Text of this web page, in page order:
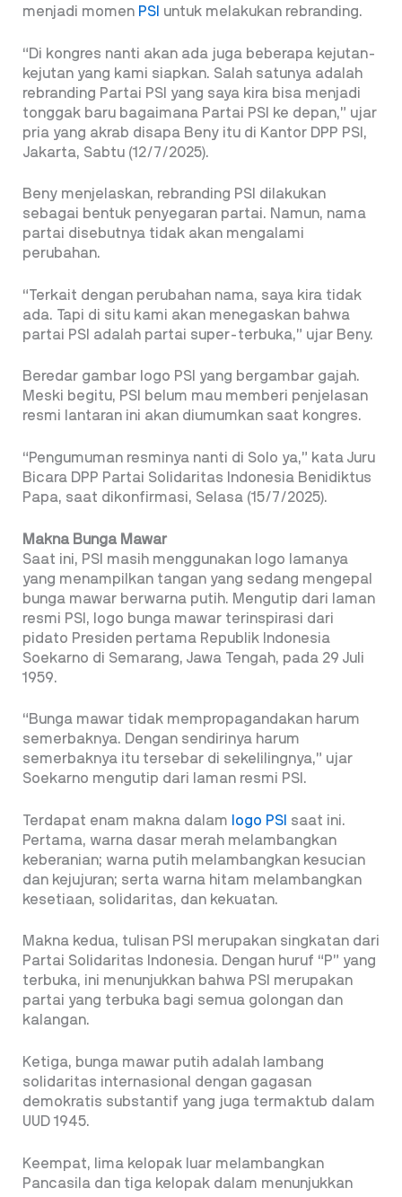
menjadi momen PSI untuk melakukan rebranding.
“Di kongres nanti akan ada juga beberapa kejutan-
kejutan yang kami siapkan. Salah satunya adalah
rebranding Partai PSI yang saya kira bisa menjadi
tonggak baru bagaimana Partai PSI ke depan,” ujar
pria yang akrab disapa Beny itu di Kantor DPP PSI,
Jakarta, Sabtu (12/7/2025).
Beny menjelaskan, rebranding PSI dilakukan
sebagai bentuk penyegaran partai. Namun, nama
partai disebutnya tidak akan mengalami
perubahan.
“Terkait dengan perubahan nama, saya kira tidak
ada. Tapi di situ kami akan menegaskan bahwa
partai PSI adalah partai super-terbuka,” ujar Beny.
Beredar gambar logo PSI yang bergambar gajah.
Meski begitu, PSI belum mau memberi penjelasan
resmi lantaran ini akan diumumkan saat kongres.
“Pengumuman resminya nanti di Solo ya,” kata Juru
Bicara DPP Partai Solidaritas Indonesia Benidiktus
Papa, saat dikonfirmasi, Selasa (15/7/2025).
Makna Bunga Mawar
Saat ini, PSI masih menggunakan logo lamanya
yang menampilkan tangan yang sedang mengepal
bunga mawar berwarna putih. Mengutip dari laman
resmi PSI, logo bunga mawar terinspirasi dari
pidato Presiden pertama Republik Indonesia
Soekarno di Semarang, Jawa Tengah, pada 29 Juli
1959.
“Bunga mawar tidak mempropagandakan harum
semerbaknya. Dengan sendirinya harum
semerbaknya itu tersebar di sekelilingnya,” ujar
Soekarno mengutip dari laman resmi PSI.
Terdapat enam makna dalam logo PSI saat ini.
Pertama, warna dasar merah melambangkan
keberanian; warna putih melambangkan kesucian
dan kejujuran; serta warna hitam melambangkan
kesetiaan, solidaritas, dan kekuatan.
Makna kedua, tulisan PSI merupakan singkatan dari
Partai Solidaritas Indonesia. Dengan huruf “P” yang
terbuka, ini menunjukkan bahwa PSI merupakan
partai yang terbuka bagi semua golongan dan
kalangan.
Ketiga, bunga mawar putih adalah lambang
solidaritas internasional dengan gagasan
demokratis substantif yang juga termaktub dalam
UUD 1945.
Keempat, lima kelopak luar melambangkan
Pancasila dan tiga kelopak dalam menunjukkan